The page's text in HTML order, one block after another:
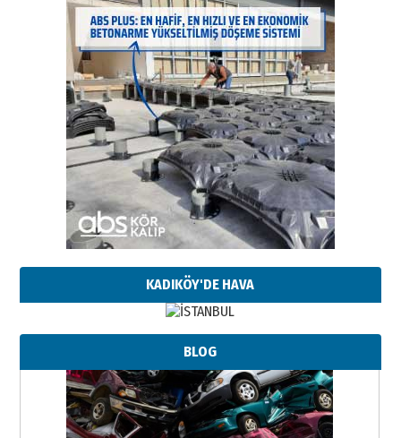
KADIKÖY'DE HAVA
BLOG